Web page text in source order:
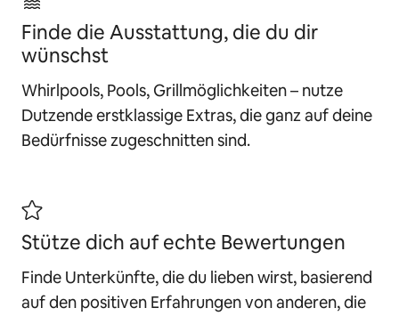
Finde die Ausstattung, die du dir
wünschst
Whirlpools, Pools, Grillmöglichkeiten – nutze
Dutzende erstklassige Extras, die ganz auf deine
Bedürfnisse zugeschnitten sind.
Stütze dich auf echte Bewertungen
Finde Unterkünfte, die du lieben wirst, basierend
auf den positiven Erfahrungen von anderen, die